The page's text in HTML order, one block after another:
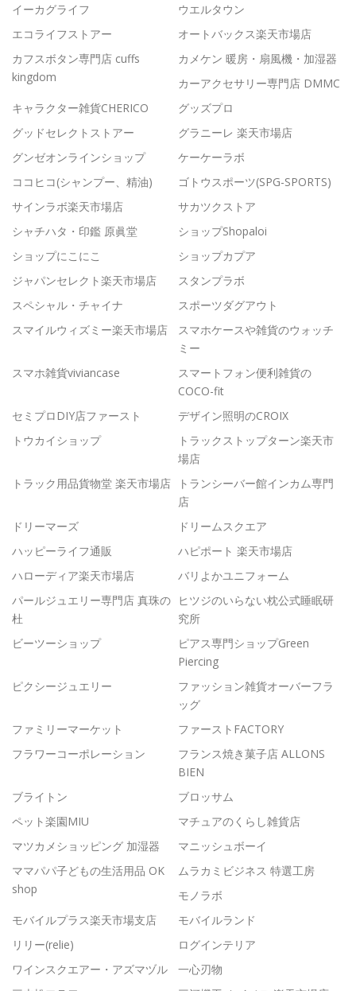
イーカグライフ
ウエルタウン
エコライフストアー
オートバックス楽天市場店
カフスボタン専門店 cuffs
kingdom
カメケン 暖房・扇風機・加湿器
カーアクセサリー専門店 DMMC
キャラクター雑貨CHERICO
グッズプロ
グッドセレクトストアー
グラニーレ 楽天市場店
グンゼオンラインショップ
ケーケーラボ
ココヒコ(シャンプー、精油)
ゴトウスポーツ(SPG-SPORTS)
サインラボ楽天市場店
サカツクストア
シャチハタ・印鑑 原眞堂
ショップShopaloi
ショップにこにこ
ショップカプア
ジャパンセレクト楽天市場店
スタンプラボ
スペシャル・チャイナ
スポーツダグアウト
スマイルウィズミー楽天市場店
スマホケースや雑貨のウォッチ
ミー
スマホ雑貨viviancase
スマートフォン便利雑貨の
COCO-fit
セミプロDIY店ファースト
デザイン照明のCROIX
トウカイショップ
トラックストップターン楽天市
場店
トラック用品貨物堂 楽天市場店
トランシーバー館インカム専門
店
ドリーマーズ
ドリームスクエア
ハッピーライフ通販
ハピポート 楽天市場店
ハローディア楽天市場店
バリよかユニフォーム
パールジュエリー専門店 真珠の
杜
ヒツジのいらない枕公式睡眠研
究所
ビーツーショップ
ピアス専門ショップGreen
Piercing
ピクシージュエリー
ファッション雑貨オーバーフラ
ッグ
ファミリーマーケット
ファーストFACTORY
フラワーコーポレーション
フランス焼き菓子店 ALLONS
BIEN
ブライトン
ブロッサム
ペット楽園MIU
マチュアのくらし雑貨店
マツカメショッピング 加湿器
マニッシュボーイ
ママパパ子どもの生活用品 OK
shop
ムラカミビジネス 特選工房
モノラボ
モバイルプラス楽天市場支店
モバイルランド
リリー(relie)
ログインテリア
ワインスクエアー・アズマヅル
一心刃物